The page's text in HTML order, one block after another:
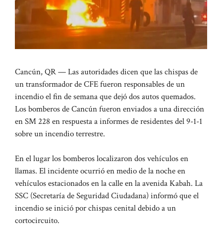
Cancún, QR — Las autoridades dicen que las chispas de
un transformador de CFE fueron responsables de un
incendio el fin de semana que dejó dos autos quemados.
Los bomberos de Cancún fueron enviados a una dirección
en SM 228 en respuesta a informes de residentes del 9-1-1
sobre un incendio terrestre.
En el lugar los bomberos localizaron dos vehículos en
llamas. El incidente ocurrió en medio de la noche en
vehículos estacionados en la calle en la avenida Kabah. La
SSC (Secretaría de Seguridad Ciudadana) informó que el
incendio se inició por chispas cenital debido a un
cortocircuito.